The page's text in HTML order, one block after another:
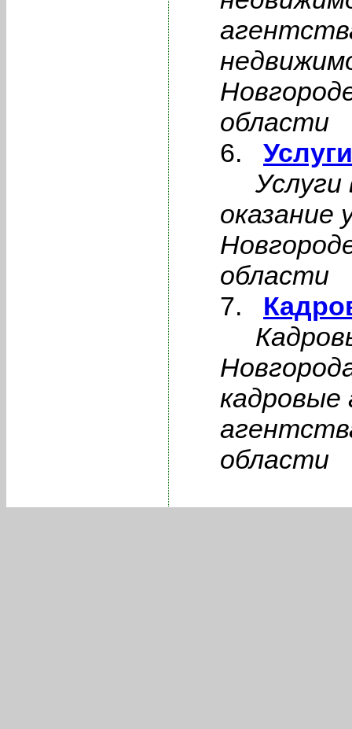
области
Услуги
оказание
области
кадровые
области